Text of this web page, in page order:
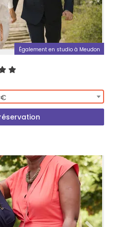
Également en studio à Meudon